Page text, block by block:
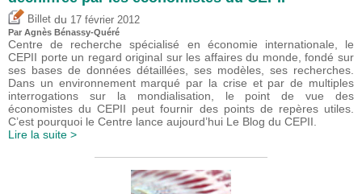
Billet du 17 février 2012
Par Agnès Bénassy-Quéré
Centre de recherche spécialisé en économie internationale, le
CEPII porte un regard original sur les affaires du monde, fondé sur
ses bases de données détaillées, ses modèles, ses recherches.
Dans un environnement marqué par la crise et par de multiples
interrogations sur la mondialisation, le point de vue des
économistes du CEPII peut fournir des points de repères utiles.
C’est pourquoi le Centre lance aujourd’hui Le Blog du CEPII.
Lire la suite >